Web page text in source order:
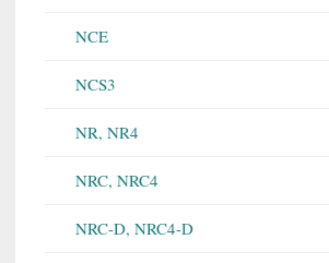
NCE
NCS3
NR, NR4
NRC, NRC4
NRC-D, NRC4-D